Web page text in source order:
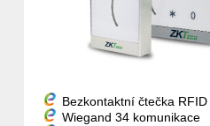
Bezkontaktní čtečka RFID
Wiegand 34 komunikace